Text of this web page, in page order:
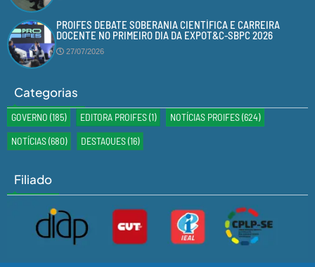
PROIFES DEBATE SOBERANIA CIENTÍFICA E CARREIRA
DOCENTE NO PRIMEIRO DIA DA EXPOT&C-SBPC 2026
27/07/2026
Categorias
GOVERNO (185) EDITORA PROIFES(1) NOTÍCIAS PROIFES(624)
NOTÍCIAS(680) DESTAQUES(16)
Filiado